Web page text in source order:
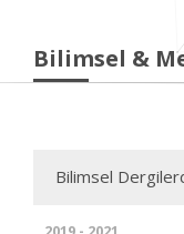
Bilimsel &
Bilimsel